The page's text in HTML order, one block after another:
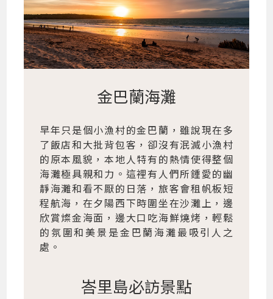
金巴蘭海灘
早年只是個小漁村的金巴蘭，雖說現在多
了飯店和大批背包客，卻沒有泯滅小漁村
的原本風貌，本地人特有的熱情使得整個
海灘極具親和力。這裡有人們所鍾愛的幽
靜海灘和看不厭的日落，旅客會租帆板短
程航海，在夕陽西下時圍坐在沙灘上，邊
欣賞燦金海面，邊大口吃海鮮燒烤，輕鬆
的氛圍和美景是金巴蘭海灘最吸引人之
處。
峇里島必訪景點